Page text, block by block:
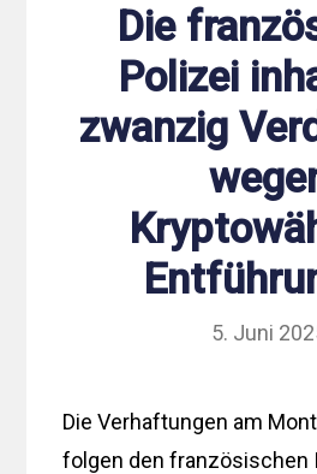
Die
Polizei
zwanzig
5. Juni
Die Verhaftungen am
folgen den französischen